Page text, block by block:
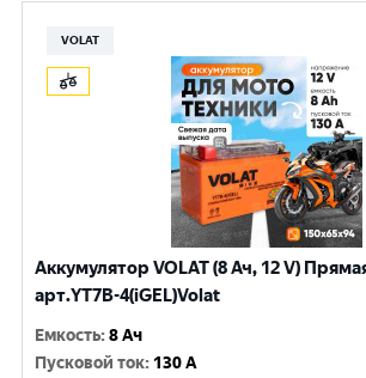
VOLAT
Аккумулятор VOLAT (8 Ач, 12 V)
арт.YT7B-4(iGEL)Volat
Емкость:8 Ач
Пусковой ток: 130 A